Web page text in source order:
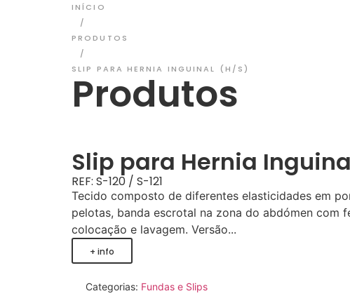
INÍCIO
/
PRODUTOS
/
SLIP PARA HERNIA INGUINAL (H/S)
Produtos
Slip para Hernia
REF: S-120 / S-121
Tecido composto de diferentes elasticidades em
pelotas, banda escrotal na zona do abdómen com
colocação e lavagem. Versão...
+ info
Categorias: Fundas e Slips